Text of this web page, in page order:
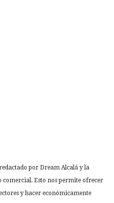
por Dream Alcalá y la
comercial. Esto nos permite ofrecer
y hacer económicamente